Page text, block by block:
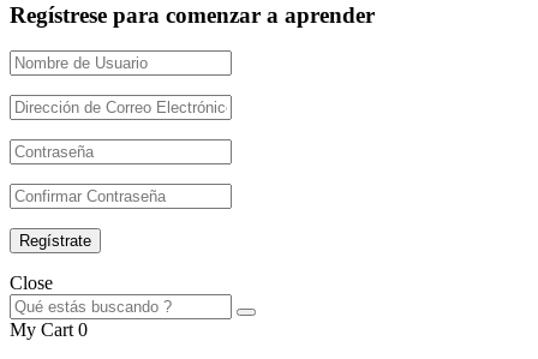
Regístrese para comenzar a aprender
Close
My Cart 0